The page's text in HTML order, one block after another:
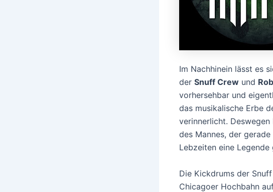
Im Nachhinein lässt es
der Snuff Crew und
vorhersehbar und
das musikalische Erbe
verinnerlicht.
des Mannes, der
Lebzeiten eine
Die Kickdrums der
Chicagoer Hochbahn